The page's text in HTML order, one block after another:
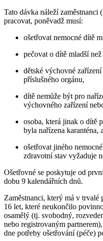
Tato dávka náleží zaměstnanci
pracovat, poněvadž musí:
ošetřovat nemocné dítě
pečovat o dítě mladší
dětské výchovné
příslušného orgánu,
dítě nemůže být pro
výchovného zařízení
osoba, která jinak o dítě
byla nařízena karanténa,
ošetřovat jiného
zdravotní stav vyžaduje
Ošetřovné se poskytuje od
dobu 9 kalendářních dnů.
Zaměstnanci, který má v trvalé
16 let, které neukončilo
osamělý (tj. svobodný,
nebo registrovaným
dne potřeby ošetřování (péče)